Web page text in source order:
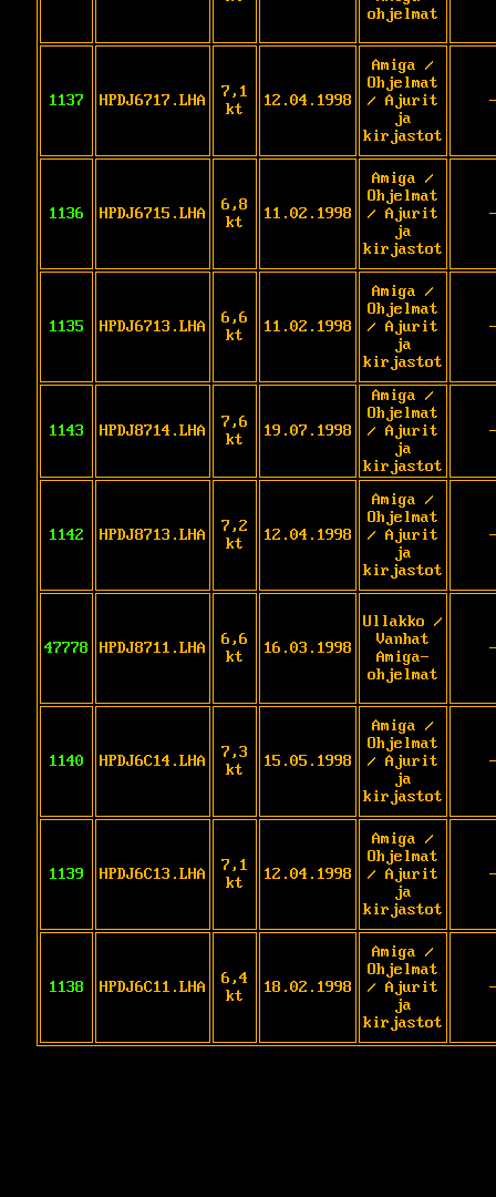
ohjelmat
1137 HPDJ6717.LHA
7,1
kt
12.04.1998
Amiga /
Ohjelmat
/ Ajurit
ja
kirjastot
1136 HPDJ6715.LHA
6,8
kt
11.02.1998
Amiga /
Ohjelmat
/ Ajurit
ja
kirjastot
1135 HPDJ6713.LHA
6,6
kt
11.02.1998
Amiga /
Ohjelmat
/ Ajurit
ja
kirjastot
1143 HPDJ8714.LHA
7,6
kt
19.07.1998
Amiga /
Ohjelmat
/ Ajurit
ja
kirjastot
1142 HPDJ8713.LHA
7,2
kt
12.04.1998
Amiga /
Ohjelmat
/ Ajurit
ja
kirjastot
47778 HPDJ8711.LHA
6,6
kt
16.03.1998
Ullakko /
Vanhat
Amiga-
ohjelmat
1140 HPDJ6C14.LHA
7,3
kt
15.05.1998
Amiga /
Ohjelmat
/ Ajurit
ja
kirjastot
1139 HPDJ6C13.LHA
7,1
kt
12.04.1998
Amiga /
Ohjelmat
/ Ajurit
ja
kirjastot
1138 HPDJ6C11.LHA
6,4
kt
18.02.1998
Amiga /
Ohjelmat
/ Ajurit
ja
kirjastot